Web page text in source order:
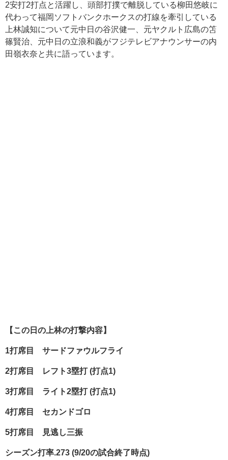
2安打2打点と活躍し、頭部打撲で離脱している柳田悠岐に
代わって福岡ソフトバンクホークスの打線を牽引している
上林誠知について元中日の谷沢健一、元ヤクルト広島の笘
篠賢治、元中日の立浪和義がフジテレビアナウンサーの内
田嶺衣奈と共に語っています。
【この日の上林の打撃内容】
1 打席目 サードファウルフライ
2打席目 レフト3塁打 (打点1)
3打席目 ライト2塁打 (打点1)
4打席目 セカンドゴロ
5打席目 見逃し三振
シーズン打率.273 (9/20の試合終了時点)